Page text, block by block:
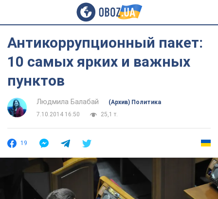
Антикоррупционный пакет:
10 самых ярких и важных
пунктов
Людмила Балабай
(Архив) Политика
7.10.2014 16:50
25,1 т.
19